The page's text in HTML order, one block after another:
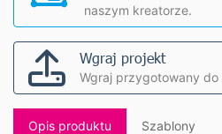
naszym kreatorze.
Wgraj projekt
Wgraj przygotowany
Opis produktu Szablony